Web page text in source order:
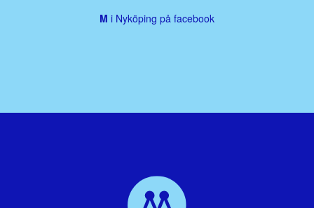
M i Nyköping på facebook